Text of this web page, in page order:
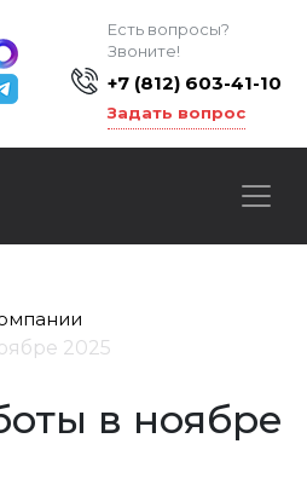
Есть вопросы?
Звоните!
+7 (812) 603-41-10
Задать вопрос
2025
в ноябре